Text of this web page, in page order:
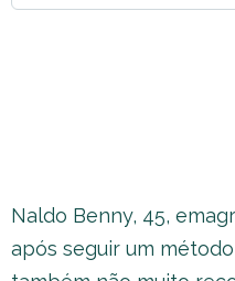
Naldo Benny, 45,
após seguir um